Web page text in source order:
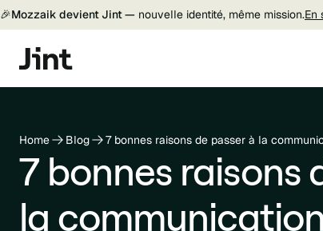
🎉Mozzaik devient Jint — nouvelle identité, même mission.En
Home Blog 7 bonnes raisons de passer à la
7 bonnes raisons
la